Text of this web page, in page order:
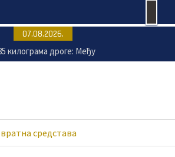
07.08.2026.
килограма дроге: Међу
(38) из Крагујевца
је обележило историју –
Кости Динићу
средстава